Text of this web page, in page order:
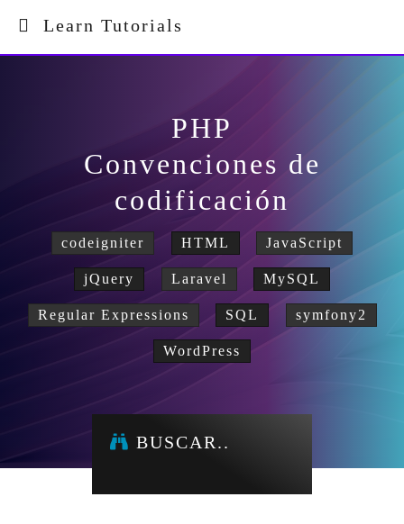
Learn Tutorials
PHP
Convenciones de
codificación
codeigniter HTML JavaScript
jQuery Laravel MySQL
Regular Expressions SQL symfony2
WordPress
BUSCAR..